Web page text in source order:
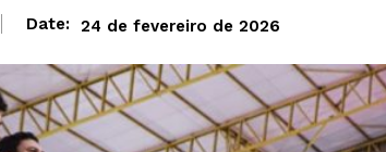
Date: 24 de fevereiro de 2026